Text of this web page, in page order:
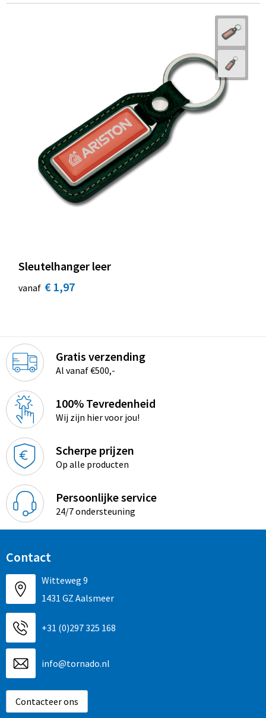
Sleutelhanger leer
vanaf € 1,97
Gratis verzending
Al vanaf €500,-
100% Tevredenheid
Wij zijn hier voor jou!
Scherpe prijzen
Op alle producten
Persoonlijke service
24/7 ondersteuning
Contact
Witteweg 9
1431 GZ Aalsmeer
+31 (0)297 325 168
info@tornado.nl
Contacteer ons